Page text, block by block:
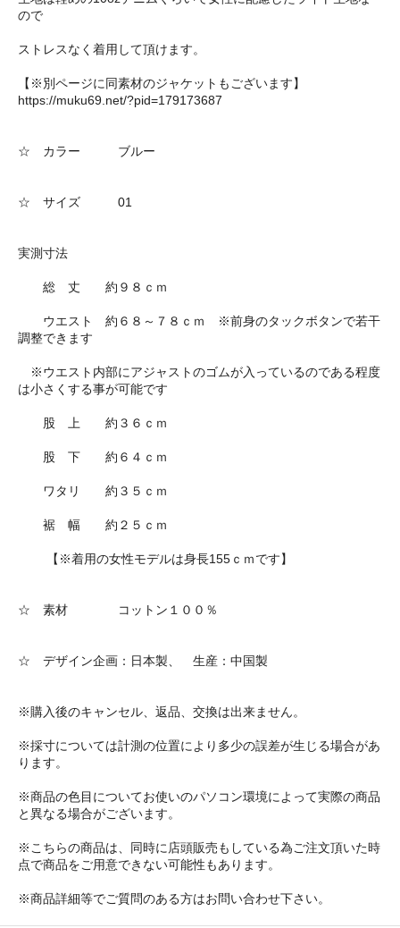
ので
ストレスなく着用して頂けます。
【※別ページに同素材のジャケットもございます】
https://muku69.net/?pid=179173687
☆ カラー ブルー
☆ サイズ 01
実測寸法
総 丈 約９８ｃｍ
ウエスト 約６８～７８ｃｍ ※前身のタックボタンで若干
調整できます
※ウエスト内部にアジャストのゴムが入っているのである程度
は小さくする事が可能です
股 上 約３６ｃｍ
股 下 約６４ｃｍ
ワタリ 約３５ｃｍ
裾 幅 約２５ｃｍ
【※着用の女性モデルは身長155ｃｍです】
☆ 素材 コットン１００％
☆ デザイン企画：日本製、 生産：中国製
※購入後のキャンセル、返品、交換は出来ません。
※採寸については計測の位置により多少の誤差が生じる場合があ
ります。
※商品の色目についてお使いのパソコン環境によって実際の商品
と異なる場合がございます。
※こちらの商品は、同時に店頭販売もしている為ご注文頂いた時
点で商品をご用意できない可能性もあります。
※商品詳細等でご質問のある方はお問い合わせ下さい。